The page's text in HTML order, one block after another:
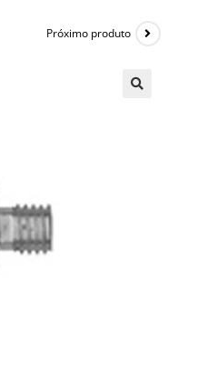
Próximo produto